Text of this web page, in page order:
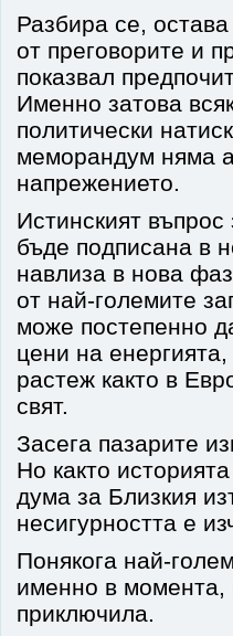
Разбира се,
от преговорите и
показвал
Именно затова
политически
меморандум няма
напрежението.
Истинският
бъде подписана в
навлиза в нова
от най-големите
може постепенно
цени на
растеж както в
свят.
Засега пазарите
Но както
дума за Близкия
несигурността е
Понякога най-
именно в момента,
приключила.